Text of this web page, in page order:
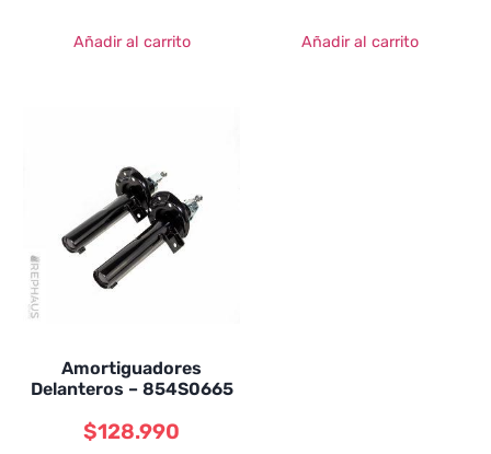
Añadir al carrito Añadir al carrito
Amortiguadores
Delanteros – 854S0665
$128.990